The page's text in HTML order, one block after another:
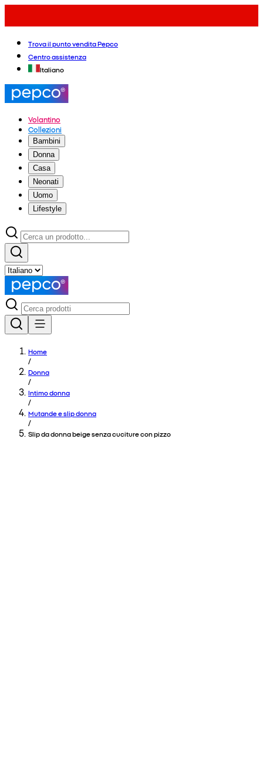
Trova il punto vendita Pepco
Centro assistenza
Italiano
Volantino
Collezioni
Bambini
Donna
Casa
Neonati
Uomo
Lifestyle
Home
/
Donna
/
Intimo donna
/
Mutande e slip donna
/
Slip da donna beige senza cuciture con pizzo